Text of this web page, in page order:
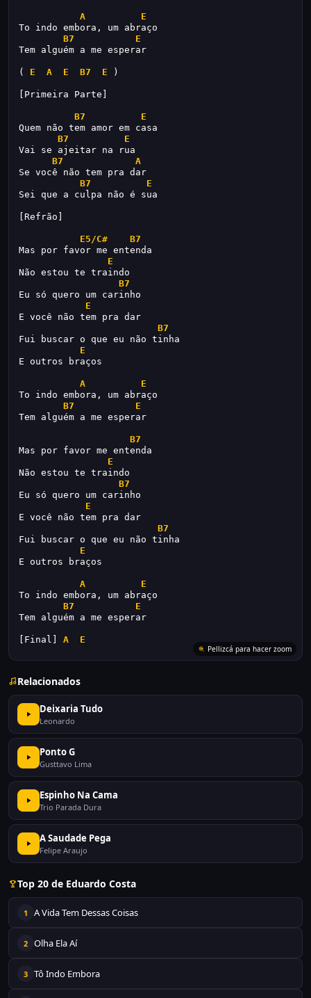
A
E
To indo embora, um abraço
B7
E
Tem alguém a me esperar
( E A E B7 E )
[Primeira Parte]
B7
E
Quem não tem amor em casa
B7
E
Vai se ajeitar na rua
B7
A
Se você não tem pra dar
B7
E
Sei que a culpa não é sua
[Refrão]
E5/C#
B7
Mas por favor me entenda
E
Não estou te traindo
B7
Eu só quero um carinho
E
E você não tem pra dar
B7
Fui buscar o que eu não tinha
E
E outros braços
A
E
To indo embora, um abraço
B7
E
Tem alguém a me esperar
B7
Mas por favor me entenda
E
Não estou te traindo
B7
Eu só quero um carinho
E
E você não tem pra dar
B7
Fui buscar o que eu não tinha
E
E outros braços
A
E
To indo embora, um abraço
B7
E
Tem alguém a me esperar
[Final] A E
Relacionados
Deixaria Tudo
Leonardo
Ponto G
Gusttavo Lima
Espinho Na Cama
Trio Parada Dura
A Saudade Pega
Felipe Araujo
Top 20 de Eduardo Costa
1 A Vida Tem Dessas Coisas
2 Olha Ela Aí
3 Tô Indo Embora